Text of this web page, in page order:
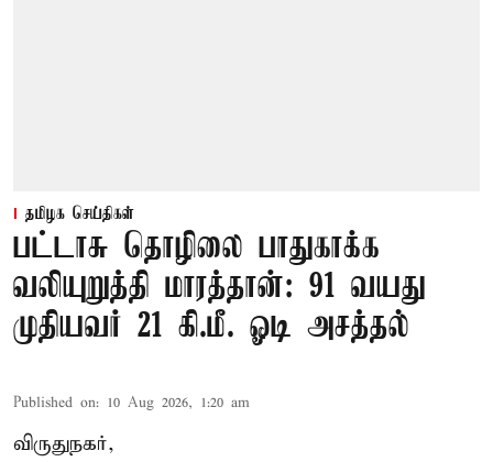
தமிழக செய்திகள்
பட்டாசு தொழிலை பாதுகாக்க
வலியுறுத்தி மாரத்தான்: 91 வயது
முதியவர் 21 கி.மீ. ஓடி அசத்தல்
Published on: 10 Aug 2026, 1:20 am
விருதுநகர்,